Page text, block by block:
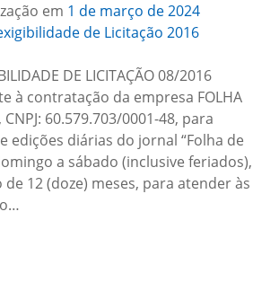
em 1 de março de 2024
de Licitação 2016
DE LICITAÇÃO 08/2016
à contratação da empresa FOLHA
CNPJ: 60.579.703/0001-48, para
edições diárias do jornal “Folha de
a sábado (inclusive feriados),
12 (doze) meses, para atender às